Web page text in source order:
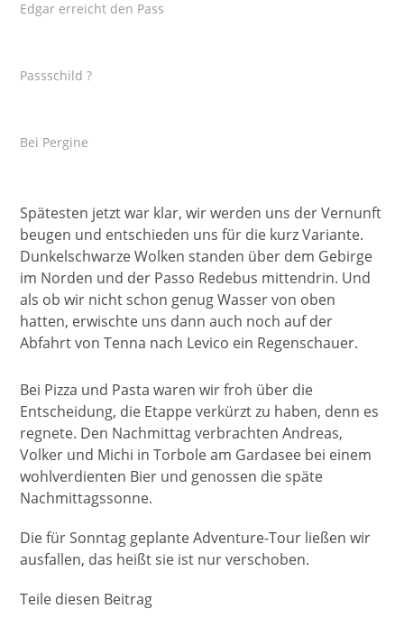
Edgar erreicht den Pass
Passschild ?
Bei Pergine
Spätesten jetzt war klar, wir werden uns der Vernunft
beugen und entschieden uns für die kurz Variante.
Dunkelschwarze Wolken standen über dem Gebirge
im Norden und der Passo Redebus mittendrin. Und
als ob wir nicht schon genug Wasser von oben
hatten, erwischte uns dann auch noch auf der
Abfahrt von Tenna nach Levico ein Regenschauer.
Bei Pizza und Pasta waren wir froh über die
Entscheidung, die Etappe verkürzt zu haben, denn es
regnete. Den Nachmittag verbrachten Andreas,
Volker und Michi in Torbole am Gardasee bei einem
wohlverdienten Bier und genossen die späte
Nachmittagssonne.
Die für Sonntag geplante Adventure-Tour ließen wir
ausfallen, das heißt sie ist nur verschoben.
Teile diesen Beitrag